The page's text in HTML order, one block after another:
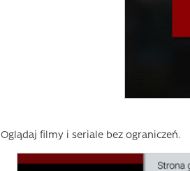
Oglądaj filmy i seriale bez ograniczeń.